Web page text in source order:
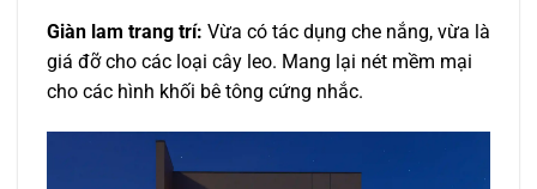
Giàn lam trang trí: Vừa có tác dụng che nắng, vừa là
giá đỡ cho các loại cây leo. Mang lại nét mềm mại
cho các hình khối bê tông cứng nhắc.